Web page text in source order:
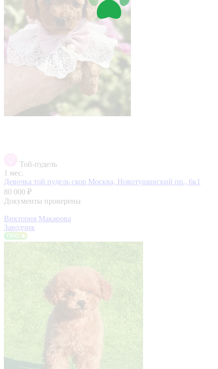
Той-пудель
1 мес.
Девочка той пудель скор Москва, Новотушинский пр., 6к1
80 000 ₽
Документы проверены
Виктория Макарова
Заводчик